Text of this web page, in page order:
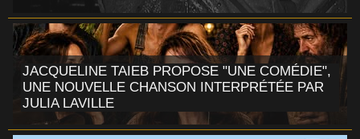
JACQUELINE TAIEB PROPOSE "UNE COMÉDIE",
UNE NOUVELLE CHANSON INTERPRÉTÉE PAR
JULIA LAVILLE